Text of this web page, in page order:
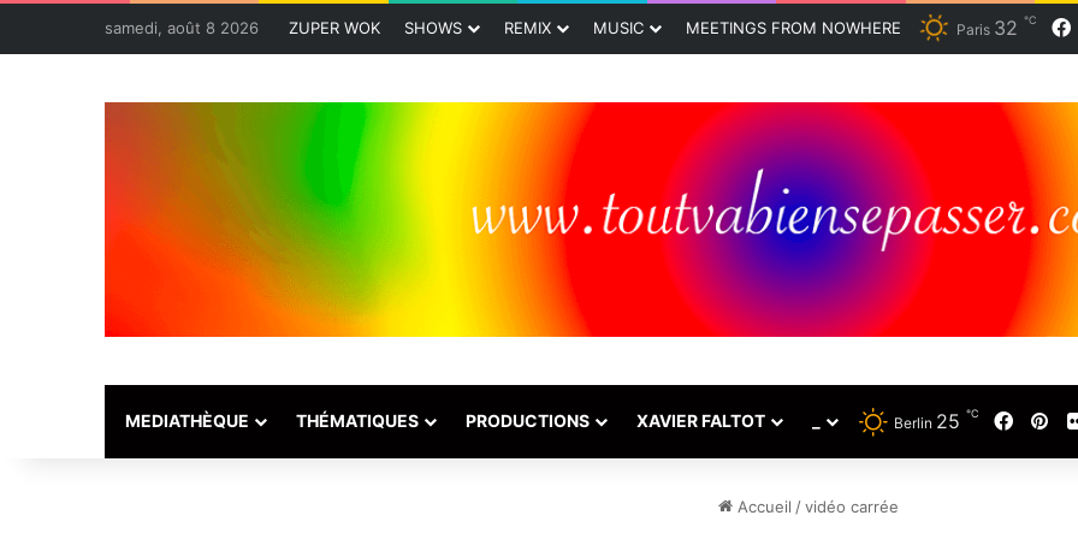
samedi, août 8 2026 ZUPER WOK SHOWS REMIX MUSIC MEETINGS FROM NOWHERE Paris 32 ℃
MEDIATHÈQUE THÉMATIQUES PRODUCTIONS XAVIER FALTOT Berlin 25 ℃
Accueil /vidéo carrée